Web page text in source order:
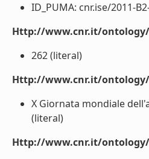
ID_PUMA: cnr.ise/2011-
Http://www.cnr.it/
262 (literal)
Http://www.cnr.it/
X Giornata mondiale
(literal)
Http://www.cnr.it/